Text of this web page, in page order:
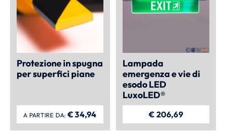
Protezione in spugna
per superfici piane
A PARTIRE DA: €34,94
Lampada
emergenza e vie di
esodo LED
LuxoLED®
€ 206,69